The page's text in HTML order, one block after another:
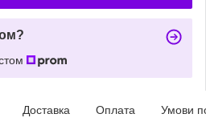
Доставка Оплата Умови